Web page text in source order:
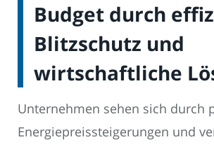
Budget durch
Blitzschutz und
wirtschaftliche
Unternehmen sehen sich durch
Energiepreissteigerungen und